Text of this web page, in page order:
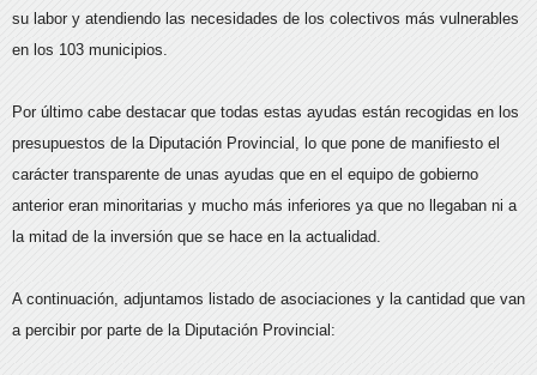
su labor y atendiendo las necesidades de los colectivos más vulnerables
en los 103 municipios.
Por último cabe destacar que todas estas ayudas están recogidas en los
presupuestos de la Diputación Provincial, lo que pone de manifiesto el
carácter transparente de unas ayudas que en el equipo de gobierno
anterior eran minoritarias y mucho más inferiores ya que no llegaban ni a
la mitad de la inversión que se hace en la actualidad.
A continuación, adjuntamos listado de asociaciones y la cantidad que van
a percibir por parte de la Diputación Provincial: